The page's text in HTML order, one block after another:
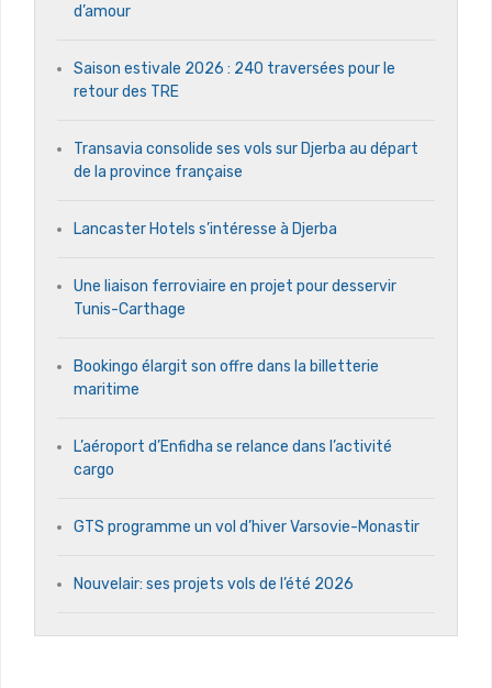
d’amour
Saison estivale 2026 : 240 traversées pour le
retour des TRE
Transavia consolide ses vols sur Djerba au départ
de la province française
Lancaster Hotels s’intéresse à Djerba
Une liaison ferroviaire en projet pour desservir
Tunis-Carthage
Bookingo élargit son offre dans la billetterie
maritime
L’aéroport d’Enfidha se relance dans l’activité
cargo
GTS programme un vol d’hiver Varsovie-Monastir
Nouvelair: ses projets vols de l’été 2026